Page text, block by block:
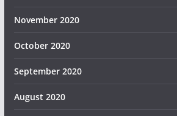
November 2020
October 2020
September 2020
August 2020